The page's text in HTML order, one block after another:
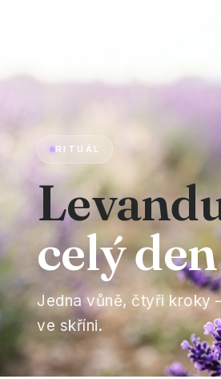
RITUÁL
celý den
Jedna vůně, čtyři kroky
ve skříni.